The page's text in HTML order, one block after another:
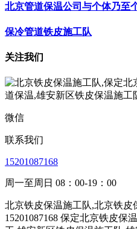
北京管道保温公司与个体乃至
保冷管道铁皮施工队
关注我们
微信
联系我们
15201087168
周一至周日 08：00-19：00
北京铁皮保温施工队,北京铁皮
15201087168 保定北京铁皮保